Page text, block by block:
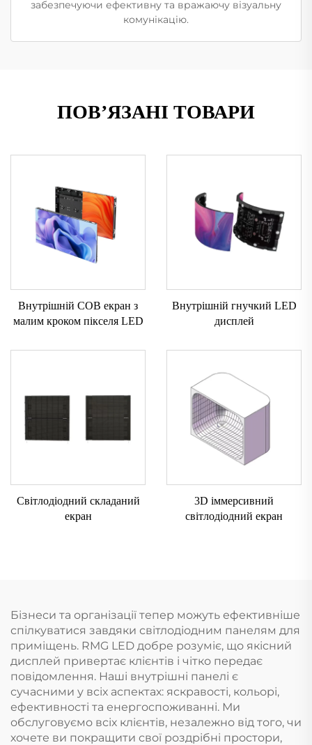
забезпечуючи ефективну та вражаючу візуальну
комунікацію.
ПОВ’ЯЗАНІ ТОВАРИ
Внутрішній COB екран з
малим кроком пікселя LED
Внутрішній гнучкий LED
дисплей
Світлодіодний складаний
екран
3D іммерсивний
світлодіодний екран
Бізнеси та організації тепер можуть ефективніше
спілкуватися завдяки світлодіодним панелям для
приміщень. RMG LED добре розуміє, що якісний
дисплей привертає клієнтів і чітко передає
повідомлення. Наші внутрішні панелі є
сучасними у всіх аспектах: яскравості, кольорі,
ефективності та енергоспоживанні. Ми
обслуговуємо всіх клієнтів, незалежно від того, чи
хочете ви покращити свої роздрібні простори,